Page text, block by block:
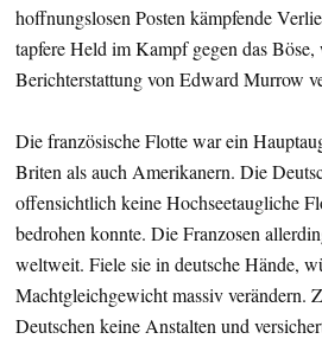
hoffnungslosen Posten kämpfende
tapfere Held im Kampf gegen das Böse,
Berichterstattung von Edward Murrow
Die französische Flotte war ein
Briten als auch Amerikanern. Die
offensichtlich keine Hochseetaugliche
bedrohen konnte. Die Franzosen
weltweit. Fiele sie in deutsche Hände,
Machtgleichgewicht massiv verändern.
Deutschen keine Anstalten und